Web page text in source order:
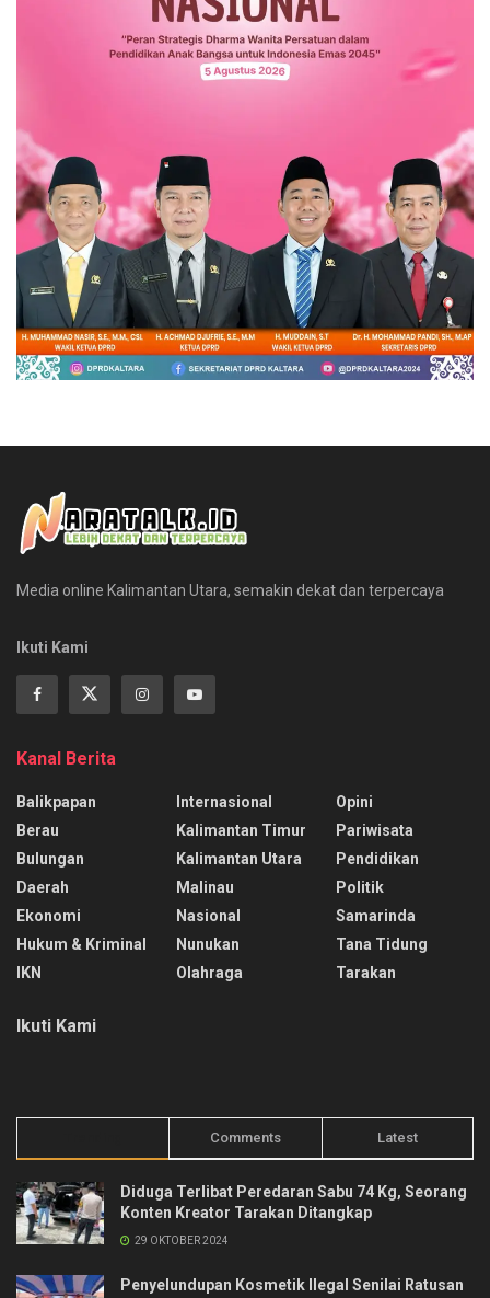
Media online Kalimantan Utara, semakin dekat dan terpercaya
Ikuti Kami
Kanal Berita
Balikpapan
Berau
Bulungan
Daerah
Ekonomi
Hukum & Kriminal
IKN
Internasional
Kalimantan Timur
Kalimantan Utara
Malinau
Nasional
Nunukan
Olahraga
Opini
Pariwisata
Pendidikan
Politik
Samarinda
Tana Tidung
Tarakan
Ikuti Kami
Comments Latest
Diduga Terlibat Peredaran Sabu 74 Kg, Seorang
Konten Kreator Tarakan Ditangkap
29 OKTOBER 2024
Penyelundupan Kosmetik Ilegal Senilai Ratusan